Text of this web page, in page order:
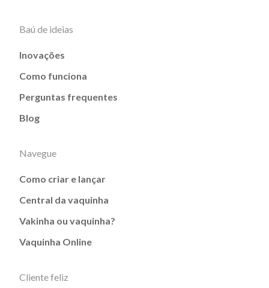
Baú de ideias
Inovações
Como funciona
Perguntas frequentes
Blog
Navegue
Como criar e lançar
Central da vaquinha
Vakinha ou vaquinha?
Vaquinha Online
Cliente feliz